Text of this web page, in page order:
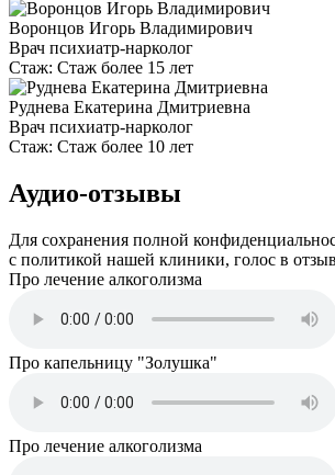
Воронцов Игорь Владимирович
Врач психиатр-нарколог
Стаж: Стаж более 15 лет
Руднева Екатерина Дмитриевна
Врач психиатр-нарколог
Стаж: Стаж более 10 лет
Аудио-отзывы
Для сохранения полной
с политикой нашей клиники, голос в
Про лечение алкоголизма
Про капельницу "Золушка"
Про лечение алкоголизма